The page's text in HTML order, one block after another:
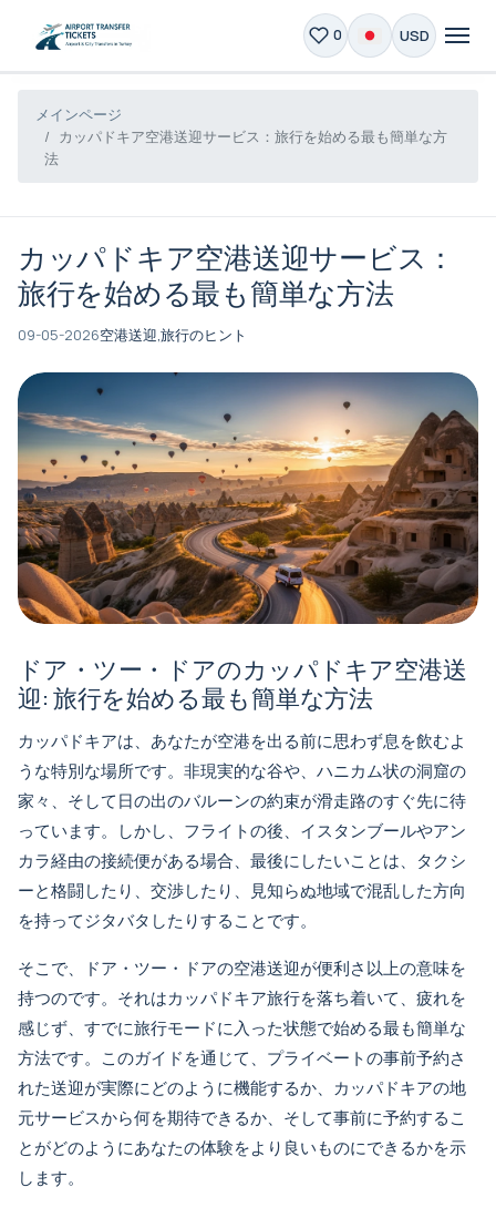
0 USD
メインページ
カッパドキア空港送迎サービス：旅行を始める最も簡単な方
法
カッパドキア空港送迎サービス：
旅行を始める最も簡単な方法
09-05-2026空港送迎,旅行のヒント
ドア・ツー・ドアのカッパドキア空港送
迎: 旅行を始める最も簡単な方法
カッパドキアは、あなたが空港を出る前に思わず息を飲むよ
うな特別な場所です。非現実的な谷や、ハニカム状の洞窟の
家々、そして日の出のバルーンの約束が滑走路のすぐ先に待
っています。しかし、フライトの後、イスタンブールやアン
カラ経由の接続便がある場合、最後にしたいことは、タクシ
ーと格闘したり、交渉したり、見知らぬ地域で混乱した方向
を持ってジタバタしたりすることです。
そこで、ドア・ツー・ドアの空港送迎が便利さ以上の意味を
持つのです。それはカッパドキア旅行を落ち着いて、疲れを
感じず、すでに旅行モードに入った状態で始める最も簡単な
方法です。このガイドを通じて、プライベートの事前予約さ
れた送迎が実際にどのように機能するか、カッパドキアの地
元サービスから何を期待できるか、そして事前に予約するこ
とがどのようにあなたの体験をより良いものにできるかを示
します。